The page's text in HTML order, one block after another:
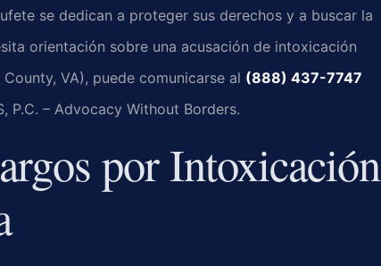
se dedican a proteger sus derechos y a buscar la
orientación sobre una acusación de intoxicación
VA), puede comunicarse al (888) 437-7747
P.C. – Advocacy Without Borders.
por Intoxicación